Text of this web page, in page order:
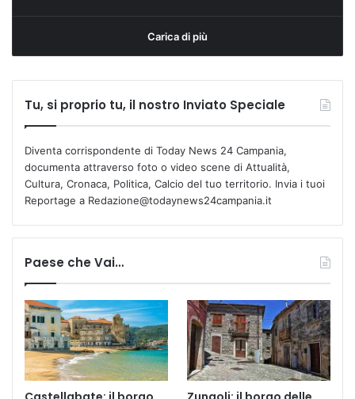
Carica di più
Tu, si proprio tu, il nostro Inviato Speciale
Diventa corrispondente di Today News 24 Campania,
documenta attraverso foto o video scene di Attualità,
Cultura, Cronaca, Politica, Calcio del tuo territorio. Invia i tuoi
Reportage a Redazione@todaynews24campania.it
Paese che Vai…